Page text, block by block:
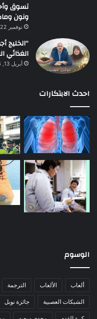
تسوق
ونون
نوفمبر 22, 2021
“الخليج
الغذائي
أبريل 13, 2026
احدث الابتكارات
الوسوم
ألعاب الألعاب الترجمة
الشبكات العصبية جائزة نوبل